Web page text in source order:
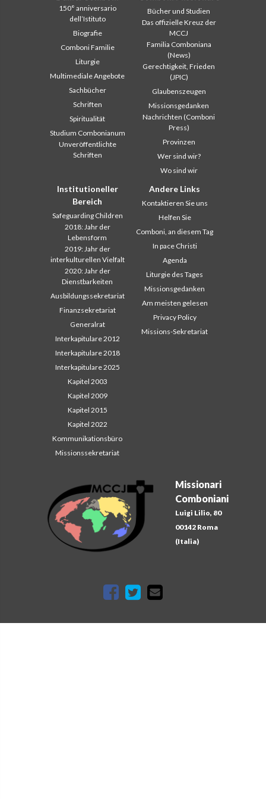
Missionari
Comboniani
Luigi Lilio, 80
00142 Roma
(Italia)
150° anniversario
dell’Istituto
Biografie
Comboni Familie
Liturgie
Multimediale Angebote
Sachbücher
Schriften
Spiritualität
Studium Combonianum
Unveröffentlichte
Schriften
Bücher und Studien
Das offizielle Kreuz der
MCCJ
Familia Comboniana
(News)
Gerechtigkeit, Frieden
(JPIC)
Glaubenszeugen
Missionsgedanken
Nachrichten (Comboni
Press)
Provinzen
Wer sind wir?
Wo sind wir
Institutioneller
Bereich
Safeguarding Children
2018: Jahr der
Lebensform
2019: Jahr der
interkulturellen Vielfalt
2020: Jahr der
Dienstbarkeiten
Ausbildungssekretariat
Finanzsekretariat
Generalrat
Interkapitulare 2012
Interkapitulare 2018
Interkapitulare 2025
Kapitel 2003
Kapitel 2009
Kapitel 2015
Kapitel 2022
Kommunikationsbüro
Missionssekretariat
Andere Links
Kontaktieren Sie uns
Helfen Sie
Comboni, an diesem Tag
In pace Christi
Agenda
Liturgie des Tages
Missionsgedanken
Am meisten gelesen
Privacy Policy
Missions-Sekretariat